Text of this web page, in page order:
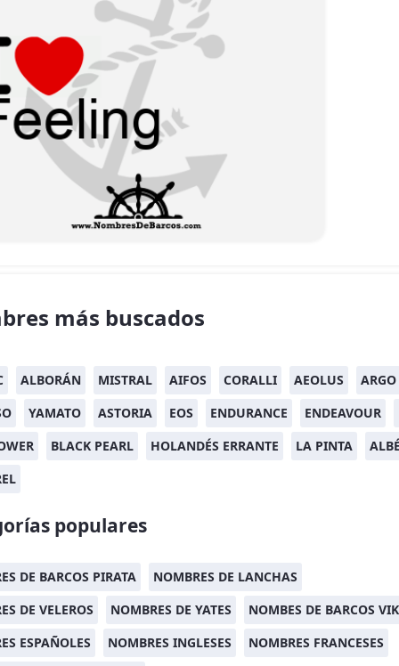
más buscados
ALBORÁN MISTRAL AIFOS CORALLI AEOLUS
ARGO
YAMATO ASTORIA EOS ENDURANCE ENDEAVOUR
BLACK PEARL HOLANDÉS ERRANTE LA PINTA
populares
DE BARCOS PIRATA
NOMBRES DE LANCHAS
DE VELEROS
NOMBRES DE YATES
NOMBES DE BARCOS
ESPAÑOLES
NOMBRES INGLESES NOMBRES FRANCESES